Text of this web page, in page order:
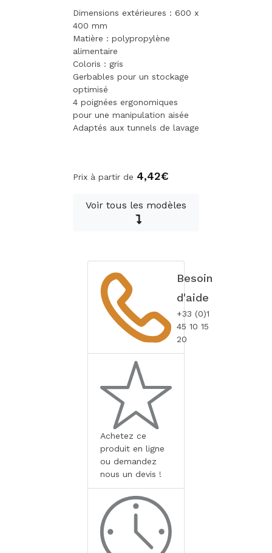
Dimensions extérieures : 600 x
400 mm
Matière : polypropylène
alimentaire
Coloris : gris
Gerbables pour un stockage
optimisé
4 poignées ergonomiques
pour une manipulation aisée
Adaptés aux tunnels de lavage
Prix à partir de 4,42€
Voir tous les modèles
Besoin
d'aide
+33 (0)1
45 10 15
20
Achetez ce
produit en ligne
ou demandez
nous un devis !